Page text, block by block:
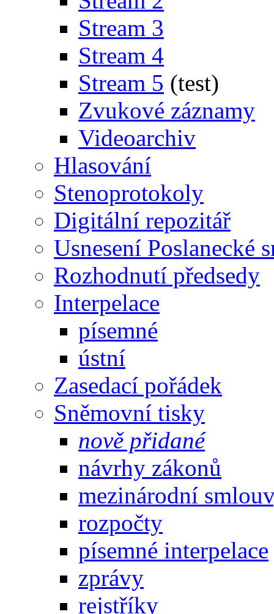
Stream 3
Stream 4
Stream 5 (test)
Zvukové záznamy
Videoarchiv
Hlasování
Stenoprotokoly
Digitální repozitář
Usnesení Poslanecké
Rozhodnutí předsedy
Interpelace
písemné
ústní
Zasedací pořádek
Sněmovní tisky
nově přidané
návrhy zákonů
mezinárodní
rozpočty
písemné interpelace
zprávy
rejstříky